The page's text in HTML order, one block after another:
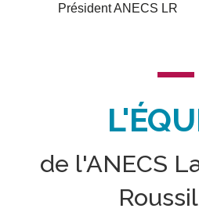
Président ANECS LR
de l'ANECS